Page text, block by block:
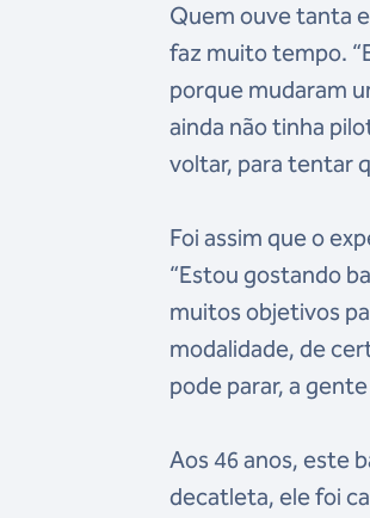
Quem ouve tanta
faz muito tempo.
porque mudaram
ainda não tinha
voltar, para tentar
Foi assim que o
“Estou gostando
muitos objetivos
modalidade, de
pode parar, a
Aos 46 anos, este
decatleta, ele foi